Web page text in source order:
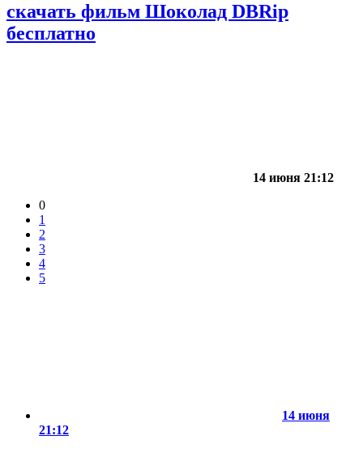
скачать фильм Шоколад DBRip
бесплатно
14 июня 21:12
0
1
2
3
4
5
14 июня
21:12